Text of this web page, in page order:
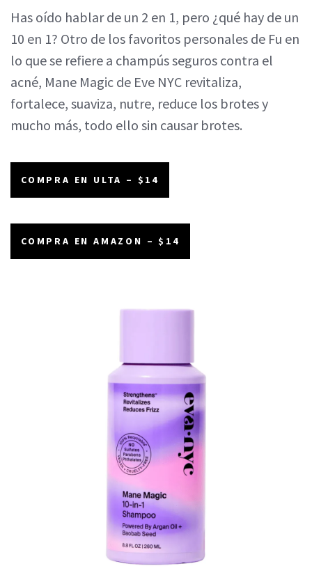
Has oído hablar de un 2 en 1, pero ¿qué hay de un
10 en 1? Otro de los favoritos personales de Fu en
lo que se refiere a champús seguros contra el
acné, Mane Magic de Eve NYC revitaliza,
fortalece, suaviza, nutre, reduce los brotes y
mucho más, todo ello sin causar brotes.
COMPRA EN ULTA – $14
COMPRA EN AMAZON – $14